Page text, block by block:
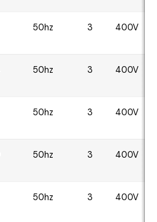
50hz 3 400V
50hz 3 400V
50hz 3 400V
50hz 3 400V
50hz 3 400V